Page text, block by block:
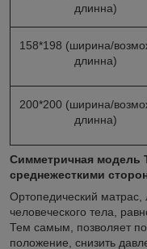
длинна)
158*198 (ширина/
длинна)
200*200 (ширина/
длинна)
Симметричная модель
среднежесткими
Ортопедический
человеческого тела,
Тем самым, позволяет
положение, снизить